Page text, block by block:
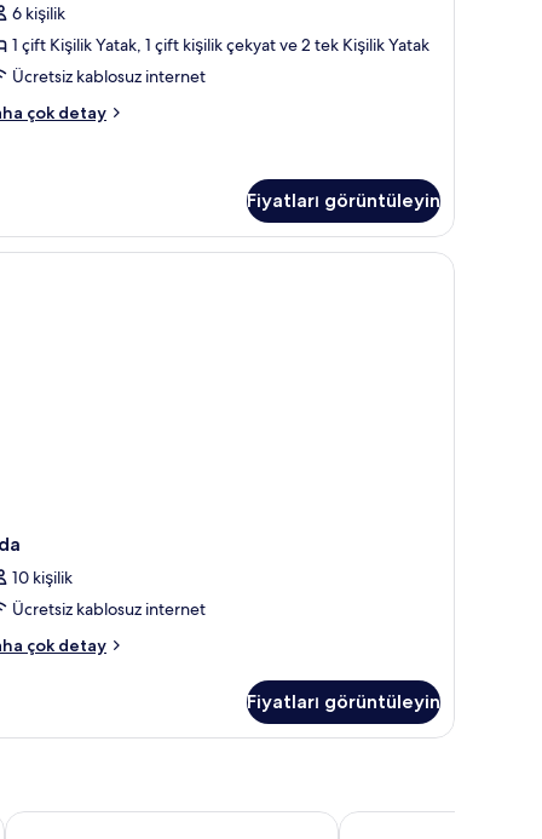
6 kişilik
1 çift Kişilik Yatak, 1 çift kişilik çekyat ve 2 tek Kişilik Yatak
Ücretsiz kablosuz internet
çok detay
Fiyatları görüntüleyin
takımı, odada kasa, masa
10 kişilik
Ücretsiz kablosuz internet
çok detay
Fiyatları görüntüleyin
Zedwell Piccadilly Circus Marlin Waterloo